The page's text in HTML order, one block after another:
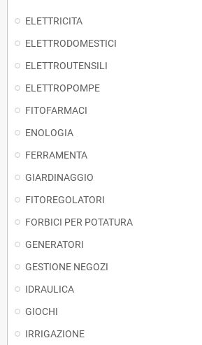
ELETTRICITA
ELETTRODOMESTICI
ELETTROUTENSILI
ELETTROPOMPE
FITOFARMACI
ENOLOGIA
FERRAMENTA
GIARDINAGGIO
FITOREGOLATORI
FORBICI PER POTATURA
GENERATORI
GESTIONE NEGOZI
IDRAULICA
GIOCHI
IRRIGAZIONE